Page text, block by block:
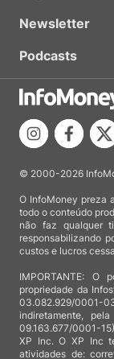
Newsletter
Podcasts
© 2000-2026
O InfoMoney preza
todo o conteúdo
não faz qualquer
responsabilizando
custos e lucros
IMPORTANTE: O
propriedade da
03.082.929/
indiretamente,
09.163.677/0001-
XP Inc. O XP Inc
atividades de: